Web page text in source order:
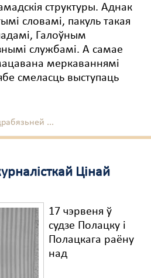
структуры. Аднак
словамі, пакуль такая
Галоўным
службамі. А самае
меркаваннямі
смеласць выступаць
...
Цінай
17 чэрвеня ў
судзе Полацку і
Полацкага раёну
над